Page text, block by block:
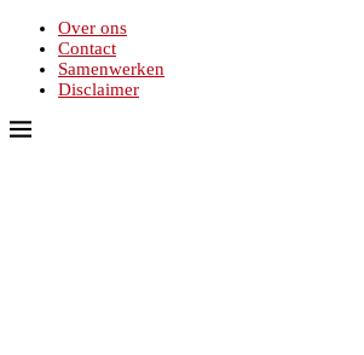
Over ons
Contact
Samenwerken
Disclaimer